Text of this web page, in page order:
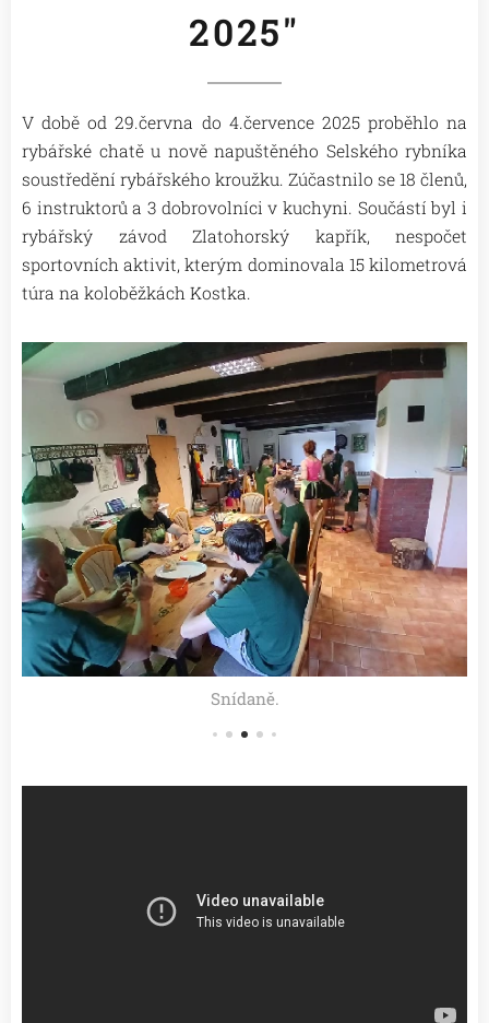
2025"
V době od 29.června do 4.července 2025 proběhlo na
rybářské chatě u nově napuštěného Selského rybníka
soustředění rybářského kroužku. Zúčastnilo se 18 členů,
6 instruktorů a 3 dobrovolníci v kuchyni. Součástí byl i
rybářský závod Zlatohorský kapřík, nespočet
sportovních aktivit, kterým dominovala 15 kilometrová
túra na koloběžkách Kostka.
Snídaně.